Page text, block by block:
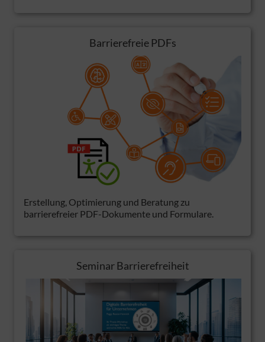
Barrierefreie PDFs
Erstellung, Optimierung und Beratung zu
barrierefreier PDF-Dokumente und Formulare.
Seminar Barrierefreiheit